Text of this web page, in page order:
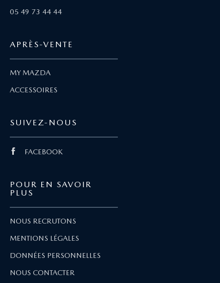
05 49 73 44 44
APRÈS-VENTE
MY MAZDA
ACCESSOIRES
SUIVEZ-NOUS
FACEBOOK
POUR EN SAVOIR
PLUS
NOUS RECRUTONS
MENTIONS LÉGALES
DONNÉES PERSONNELLES
NOUS CONTACTER